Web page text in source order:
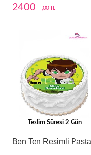
2400 ,00 TL
Teslim Süresi 2 Gün
Ben Ten Resimli Pasta